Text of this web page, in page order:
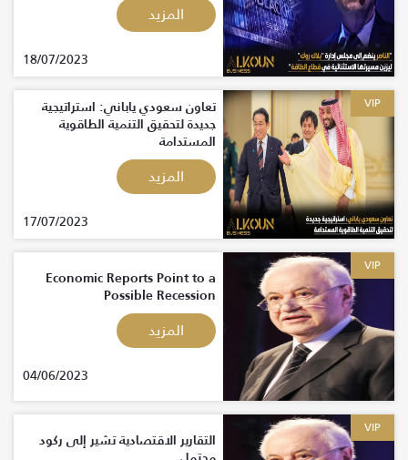
المزيد
18/07/2023
VIP تعاون سعودي ياباني: استراتيجية
جديدة لتحقيق التنمية الطاقوية
المستدامة
المزيد
17/07/2023
VIP
Economic Reports Point to a
Possible Recession
المزيد
04/06/2023
VIP
التقارير الاقتصادية تشير إلى ركود